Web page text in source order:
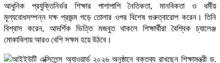
আধুনিক প্রযুক্তিনির্ভর শিক্ষার পাশাপাশি নৈতিকতা, মানবিকতা ও ধর্মীয়
মূল্যবোধসম্পন্ন দক্ষ প্রজন্ম গড়ে তোলার ওপর বিশেষ গুরুত্বারোপ করেন। তিনি
বিশ্বাস করেন, আদর্শিক ভিত্তি মজবুত থাকলে শিক্ষার্থীরা বৈশ্বিক চ্যালেঞ্জ
মোকাবিলায় আরও বেশি সক্ষম হয়ে উঠবে।